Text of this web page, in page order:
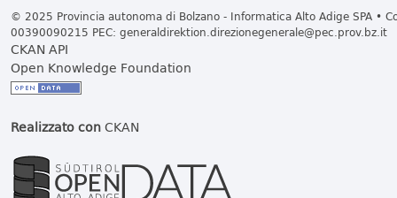
© 2025 Provincia autonoma di Bolzano - Informatica Alto Adige SPA •
00390090215 PEC: generaldirektion.direzionegenerale@pec.prov.bz.it
CKAN API
Open Knowledge Foundation
Realizzato conCKAN